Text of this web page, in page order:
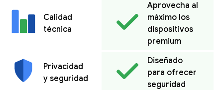
Calidad
técnica
Aprovecha al
máximo los
dispositivos
premium
Privacidad
y seguridad
Diseñado
para ofrecer
seguridad